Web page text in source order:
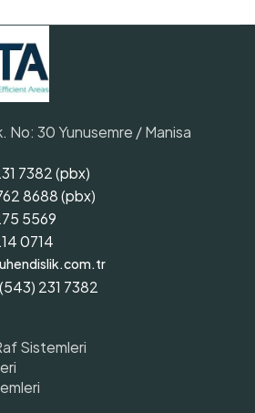
No: 30 Yunusemre / Manisa
7382 (pbx)
8688 (pbx)
5569
0714
231 7382
Sistemleri